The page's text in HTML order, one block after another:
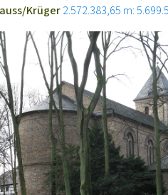
Krüger2.572.383,65 m: